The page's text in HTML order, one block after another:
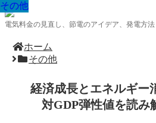
電気料金の見直し、節電のアイデア、発電方法
ホーム
その他
経済成長とエネルギー
対GDP弾性値を読み
その他
その他
その他
その他
その他
その他
その他
その他
その他